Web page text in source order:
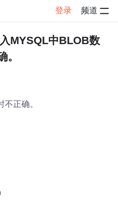
登录 频道
详情
MYSQL中BLOB数
。
正确。